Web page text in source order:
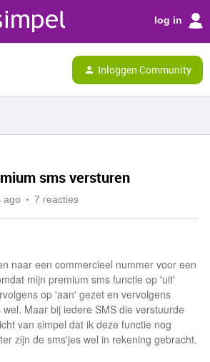
log in
Inloggen Community
sms versturen
ago 7 reacties
naar een commercieel nummer voor een
mijn premium sms functie op 'uit'
op 'aan' gezet en vervolgens
Maar bij iedere SMS die verstuurde
van simpel dat ik deze functie nog
zijn de sms'jes wel in rekening gebracht.